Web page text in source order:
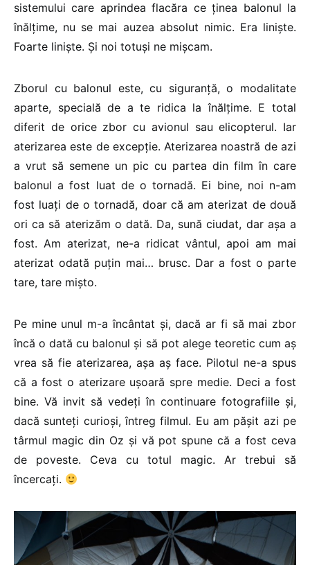
sistemului care aprindea flacăra ce ținea balonul la
înălțime, nu se mai auzea absolut nimic. Era liniște.
Foarte liniște. Și noi totuși ne mișcam.
Zborul cu balonul este, cu siguranță, o modalitate
aparte, specială de a te ridica la înălțime. E total
diferit de orice zbor cu avionul sau elicopterul. Iar
aterizarea este de excepție. Aterizarea noastră de azi
a vrut să semene un pic cu partea din film în care
balonul a fost luat de o tornadă. Ei bine, noi n-am
fost luați de o tornadă, doar că am aterizat de două
ori ca să aterizăm o dată. Da, sună ciudat, dar așa a
fost. Am aterizat, ne-a ridicat vântul, apoi am mai
aterizat odată puțin mai… brusc. Dar a fost o parte
tare, tare mișto.
Pe mine unul m-a încântat și, dacă ar fi să mai zbor
încă o dată cu balonul și să pot alege teoretic cum aș
vrea să fie aterizarea, așa aș face. Pilotul ne-a spus
că a fost o aterizare ușoară spre medie. Deci a fost
bine. Vă invit să vedeți în continuare fotografiile și,
dacă sunteți curioși, întreg filmul. Eu am pășit azi pe
târmul magic din Oz și vă pot spune că a fost ceva
de poveste. Ceva cu totul magic. Ar trebui să
încercați.